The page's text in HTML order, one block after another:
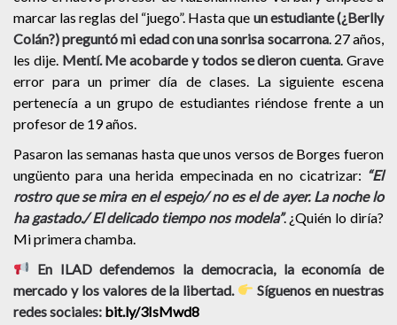
marcar las reglas del “juego”. Hasta que un estudiante (¿Berlly
Colán?) preguntó mi edad con una sonrisa socarrona. 27 años,
les dije. Mentí. Meacobardey todos se dieron cuenta . Grave
error para un primer día de clases. La siguiente escena
pertenecía a un grupo de estudiantes riéndose frente a un
profesor de 19 años.
Pasaron las semanas hasta que unos versos de Borges fueron
ungüento para una herida empecinada en no cicatrizar: “El
rostro que se mira en el espejo/ no es el de ayer. La noche lo
ha gastado./ El delicado tiempo nos modela”. ¿Quién lo diría?
Mi primera chamba.
En ILAD defendemos la democracia, la economía de
mercado y los valores de la libertad.
Síguenos en nuestras
redes sociales: bit.ly/3IsMwd8